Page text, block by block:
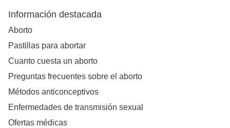
Información destacada
Aborto
Pastillas para abortar
Cuanto cuesta un aborto
Preguntas frecuentes sobre el aborto
Métodos anticonceptivos
Enfermedades de transmisión sexual
Ofertas médicas